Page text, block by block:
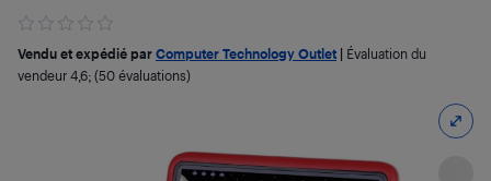
Vendu et expédié par Computer Technology Outlet
Évaluation du
vendeur 4,6; (50 évaluations)